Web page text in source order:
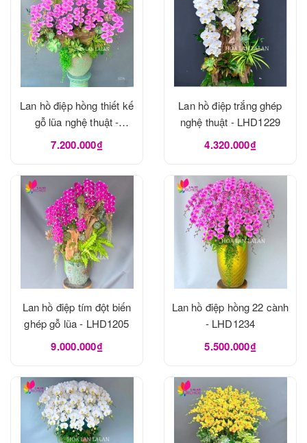
Lan hồ điệp hồng thiết kế
gỗ lũa nghệ thuật -
LHD1273
7.200.000₫
Lan hồ điệp trắng ghép
nghệ thuật - LHD1229
4.320.000₫
Lan hồ điệp tím đột biến
ghép gỗ lũa - LHD1205
9.000.000₫
Lan hồ điệp hồng 22 cành
- LHD1234
5.500.000₫